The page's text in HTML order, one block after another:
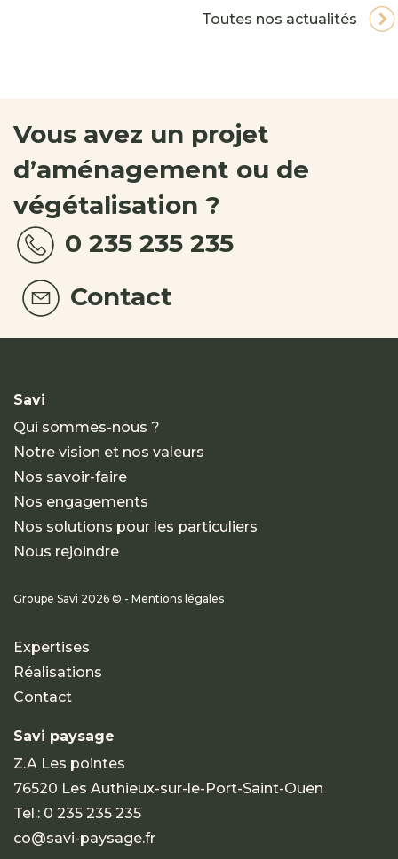
Toutes nos actualités
Vous avez un projet
d’aménagement ou de
végétalisation ?
0 235 235 235
Contact
Savi
Qui sommes-nous ?
Notre vision et nos valeurs
Nos savoir-faire
Nos engagements
Nos solutions pour les particuliers
Nous rejoindre
Groupe Savi 2026 © - Mentions légales
Expertises
Réalisations
Contact
Savi paysage
Z.A Les pointes
76520 Les Authieux-sur-le-Port-Saint-Ouen
Tel.: 0 235 235 235
co@savi-paysage.fr